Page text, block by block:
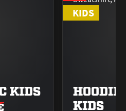
KIDS
KIDS
KIDS